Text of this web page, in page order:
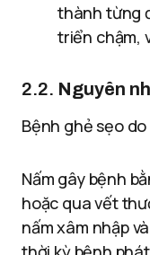
thành từng
triển chậm,
2.2. Nguyên
Bệnh ghẻ sẹo do
Nấm gây bệnh
hoặc qua vết
nấm xâm nhập